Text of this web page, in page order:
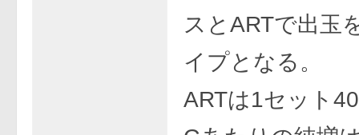
スとARTで出玉
イプとなる。
ARTは1セット